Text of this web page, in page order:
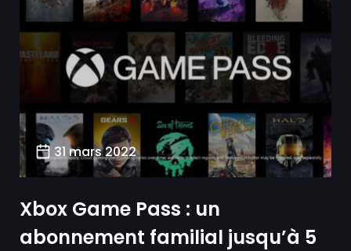
31 mars 2022
Xbox Game Pass : un
abonnement familial jusqu’à 5